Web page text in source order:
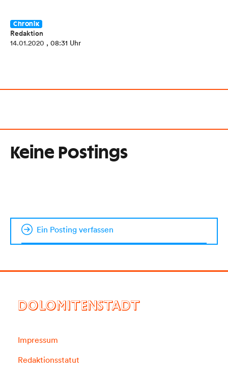
Chronik
Redaktion
14.01.2020 , 08:31 Uhr
Keine Postings
Ein Posting verfassen
DOLOMITENSTADT
Impressum
Redaktionsstatut